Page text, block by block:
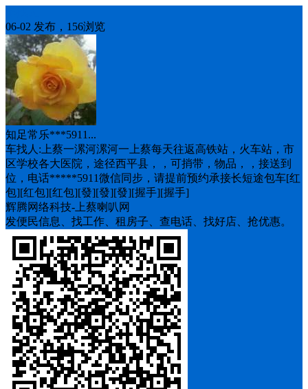
06-02 发布，156浏览
知足常乐***5911...
车找人:上蔡一漯河漯河一上蔡每天往返高铁站，火车站，市
区学校各大医院，途径西平县，，可捎带，物品，，接送到
位，电话*****5911微信同步，请提前预约承接长短途包车[红
包][红包][红包][發][發][發][握手][握手]
辉腾网络科技-上蔡喇叭网
发便民信息、找工作、租房子、查电话、找好店、抢优惠。